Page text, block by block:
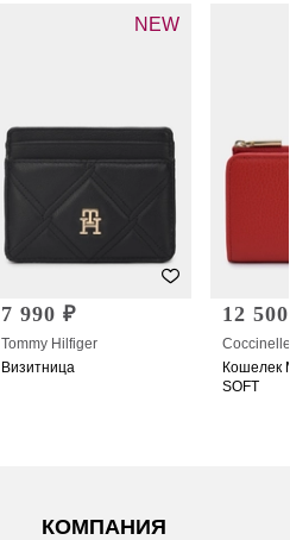
NEW
7 990 ₽
Tommy Hilfiger
Визитница
12
Coccinelle
Кошелек
SOFT
КОМПАНИЯ